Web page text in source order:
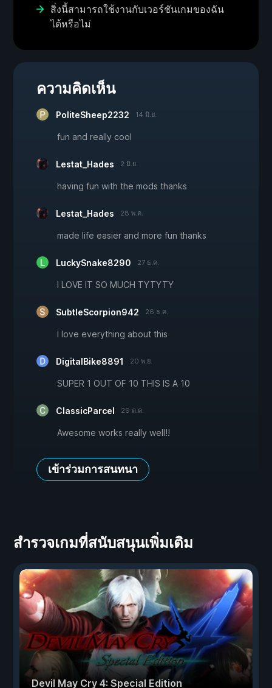
สิ่งนี้สามารถใช้งานกับเวอร์ชันเกมของฉัน
ได้หรือไม่
ความคิดเห็น
PoliteSheep2232 14 มิ.ย.
fun and really cool
Lestat_Hades 2 มิ.ย.
having fun with the mods thanks
Lestat_Hades 28 พ.ค.
made life easier and more fun thanks
LuckySnake8290 27 ธ.ค.
I LOVE IT SO MUCH TYTYTY
SubtleScorpion942 26 ธ.ค.
I love everything about this
DigitalBike8891 20 พ.ย.
SUPER 1 OUT OF 10 THIS IS A 10
ClassicParcel 29 ต.ค.
Awesome works really well!!
เข้าร่วมการสนทนา
สำรวจเกมที่สนับสนุนเพิ่มเติม
Devil May Cry 4: Special Edition